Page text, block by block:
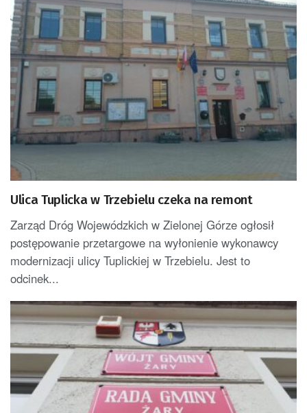
Ulica Tuplicka w Trzebielu czeka na remont
Zarząd Dróg Wojewódzkich w Zielonej Górze ogłosił
postępowanie przetargowe na wyłonienie wykonawcy
modernizacji ulicy Tuplickiej w Trzebielu. Jest to
odcinek...